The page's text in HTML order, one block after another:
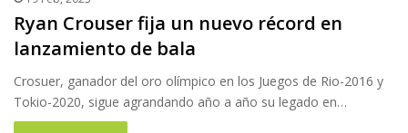
Ryan Crouser fija un nuevo récord en
lanzamiento de bala
Crosuer, ganador del oro olímpico en los Juegos de Rio-2016 y
Tokio-2020, sigue agrandando año a año su legado en…